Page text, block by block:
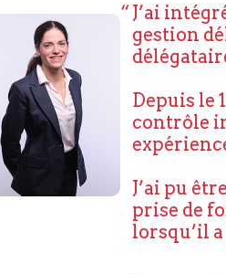
J’ai
gestion
Depuis le
contrôle
J’ai pu
prise de
lorsqu’il